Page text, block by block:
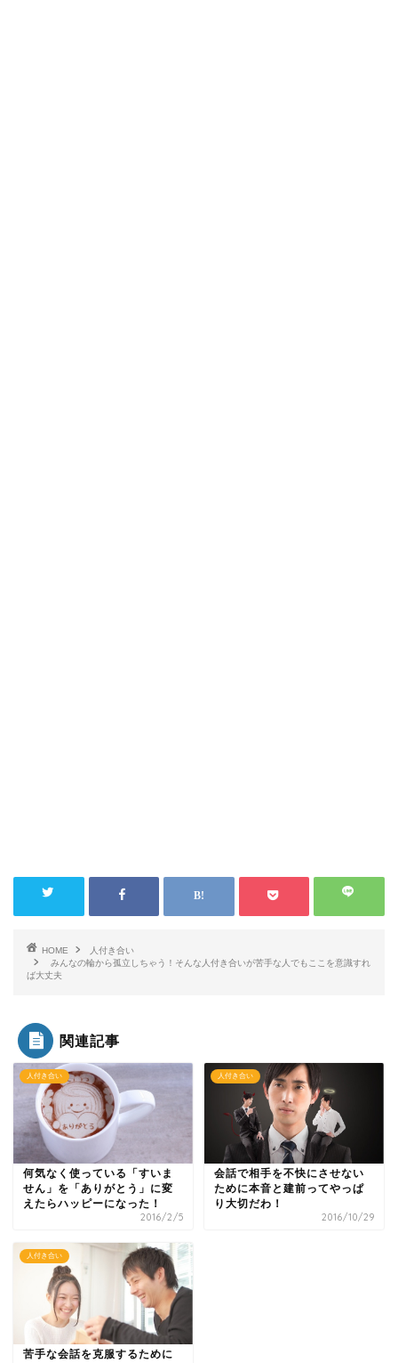
HOME
人付き合い
みんなの輪から孤立しちゃう！そんな人付き合いが苦手な人でもここを意識すれ
ば大丈夫
関連記事
人付き合い
何気なく使っている「すいま
せん」を「ありがとう」に変
えたらハッピーになった！
2016/2/5
人付き合い
会話で相手を不快にさせない
ために本音と建前ってやっぱ
り大切だわ！
2016/10/29
人付き合い
苦手な会話を克服するために